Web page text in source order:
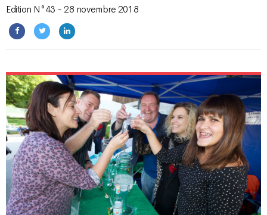
Edition N°43 - 28 novembre 2018